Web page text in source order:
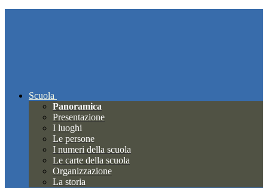
Scuola
Panoramica
Presentazione
I luoghi
Le persone
I numeri della scuola
Le carte della scuola
Organizzazione
La storia